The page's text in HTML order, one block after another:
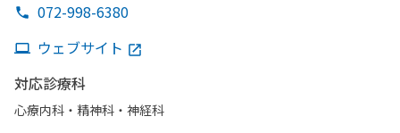
072-998-6380
ウェブサイト
対応診療科
心療内科・​精神科・神経科